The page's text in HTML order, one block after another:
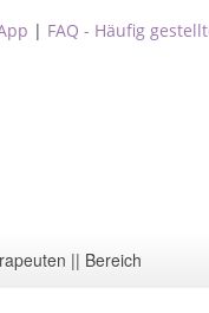
| FAQ - Häufig
|| Bereich